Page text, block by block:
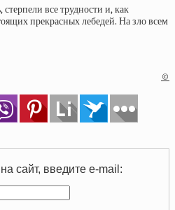
все трудности и, как
прекрасных лебедей. На зло всем
©
сайт, введите e-mail: